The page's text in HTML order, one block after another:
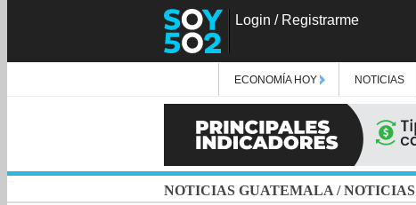
Login / Registrarme
ECONOMÍA HOY NOTICIAS
NOTICIAS GUATEMALA /NOTICIAS